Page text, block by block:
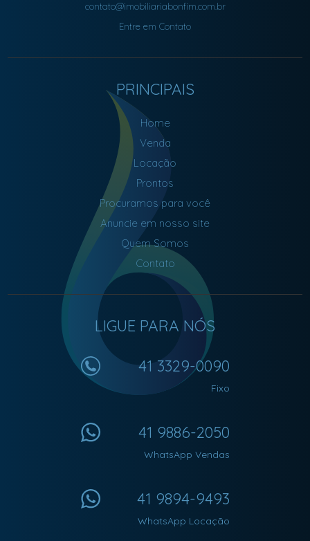
contato@imobiliariabonfim.com.br
Entre em Contato
PRINCIPAIS
Home
Venda
Locação
Prontos
Procuramos para você
Anuncie em nosso site
Quem Somos
Contato
LIGUE PARA NÓS
41 3329-0090
Fixo
41 9886-2050
WhatsApp Vendas
41 9894-9493
WhatsApp Locação